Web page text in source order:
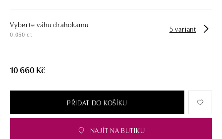
Vyberte váhu drahokamu
0.050 ct
5 variant
10 660 Kč
PŘIDAT DO KOŠÍKU
NAJÍT NA BUTIKU